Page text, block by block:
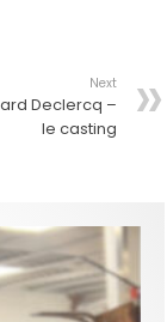
Next
Declercq –
le casting